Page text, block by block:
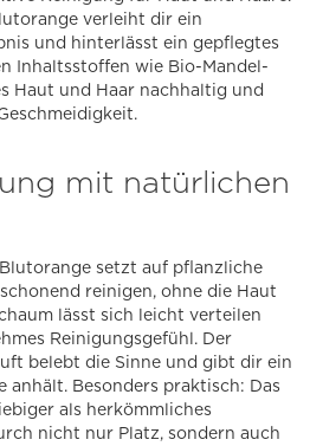
verleiht dir ein
und hinterlässt ein gepflegtes
Inhaltsstoffen wie Bio-Mandel-
Haut und Haar nachhaltig und
mit natürlichen
setzt auf pflanzliche
reinigen, ohne die Haut
lässt sich leicht verteilen
Reinigungsgefühl. Der
belebt die Sinne und gibt dir ein
anhält. Besonders praktisch: Das
als herkömmliches
nicht nur Platz, sondern auch